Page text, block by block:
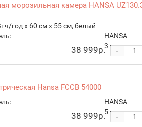
морозильная камера HANSA
год x 60 см x 55 см, белый
HANSA
3 шт.
38 999р. -
Hansa FCCB 54000
HANSA
5шт.
38 999р. -